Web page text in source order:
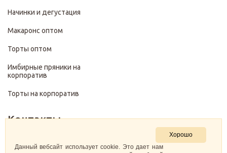
Начинки и дегустация
Макаронс оптом
Торты оптом
Имбирные пряники на
корпоратив
Торты на корпоратив
Контакты
+7 (499) 322-28-29
Хорошо
Данный вебсайт использует cookie. Это дает нам